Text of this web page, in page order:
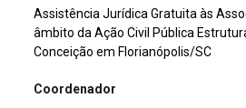
Assistência Jurídica Gratuita às
âmbito da Ação Civil Pública
Conceição em Florianópolis/SC
Coordenador